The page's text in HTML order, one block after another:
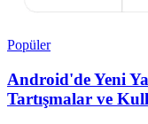
Popüler
Android'de Yeni
Tartışmalar ve